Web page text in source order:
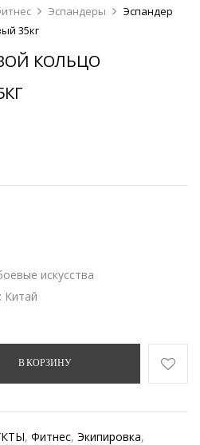
Эспандеры
Эспандер
35кг
КОЛЬЦО
искусства
Китай
В КОРЗИНУ
, Фитнес, Экипировка,